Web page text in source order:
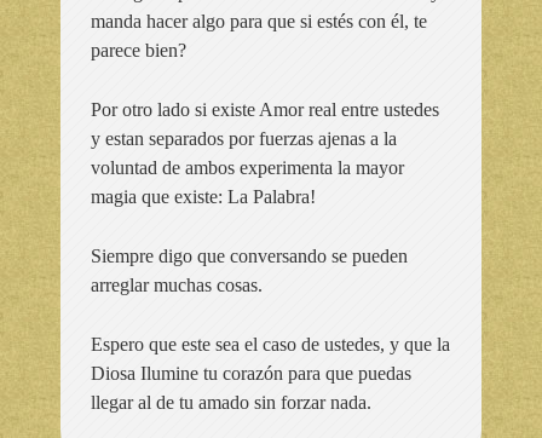
manda hacer algo para que si estés con él, te
parece bien?
Por otro lado si existe Amor real entre ustedes
y estan separados por fuerzas ajenas a la
voluntad de ambos experimenta la mayor
magia que existe: La Palabra!
Siempre digo que conversando se pueden
arreglar muchas cosas.
Espero que este sea el caso de ustedes, y que la
Diosa Ilumine tu corazón para que puedas
llegar al de tu amado sin forzar nada.